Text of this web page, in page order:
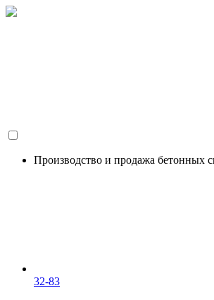
Производство и продажа бетонных
32-83